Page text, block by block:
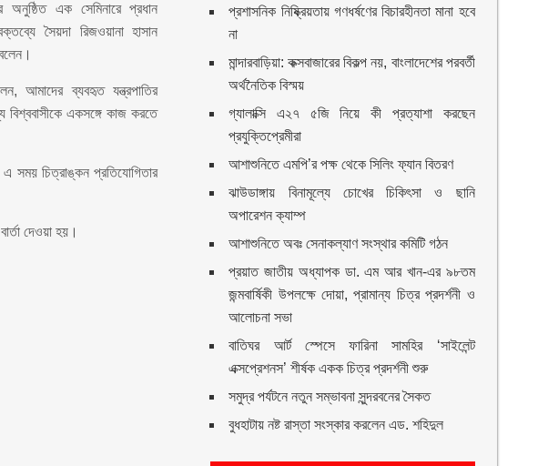
অনুষ্ঠিত এক সেমিনারে প্রধান
সৈয়দা রিজওয়ানা হাসান
আমাদের ব্যবহৃত যন্ত্রপাতির
একসঙ্গে কাজ করতে
এ সময় চিত্রাঙ্কন প্রতিযোগিতার
দেওয়া হয়।
প্রশাসনিক নিষ্ক্রিয়তায় গণধর্ষণের বিচারহীনতা মানা হবে
না
মান্দারবাড়িয়া: কক্সবাজারের বিকল্প নয়, বাংলাদেশের পরবর্তী
অর্থনৈতিক বিস্ময়
গ্যালাক্সি এ২৭ ৫জি নিয়ে কী প্রত্যাশা করছেন
প্রযুক্তিপ্রেমীরা
আশাশুনিতে এমপি’র পক্ষ থেকে সিলিং ফ্যান বিতরণ
ঝাউডাঙ্গায় বিনামূল্যে চোখের চিকিৎসা ও ছানি
অপারেশন ক্যাম্প
আশাশুনিতে অবঃ সেনাকল্যাণ সংস্থার কমিটি গঠন
প্রয়াত জাতীয় অধ্যাপক ডা. এম আর খান-এর ৯৮তম
জন্মবার্ষিকী উপলক্ষে দোয়া, প্রামান্য চিত্র প্রদর্শনী ও
আলোচনা সভা
বাতিঘর আর্ট স্পেসে ফারিনা সামহির ‘সাইলেন্ট
এক্সপ্রেশনস’ শীর্ষক একক চিত্র প্রদর্শনী শুরু
সমুদ্র পর্যটনে নতুন সম্ভাবনা সুন্দরবনের সৈকত
বুধহাটায় নষ্ট রাস্তা সংস্কার করলেন এড. শহিদুল